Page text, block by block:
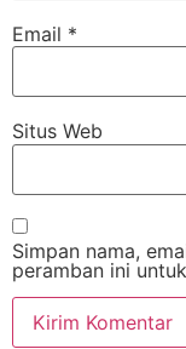
Email *
Situs Web
Simpan nama,
peramban ini